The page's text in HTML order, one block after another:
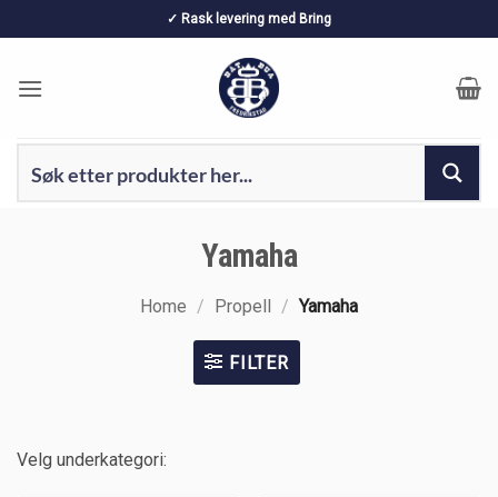
to
✓ Rask levering med Bring
Yamaha
Home / Propell / Yamaha
FILTER
Velg underkategori: